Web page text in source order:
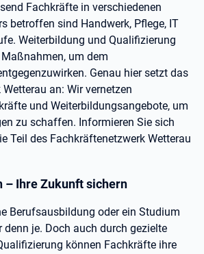
Fachkräfte in verschiedenen
betroffen sind Handwerk, Pflege, IT
Weiterbildung und Qualifizierung
um dem
Genau hier setzt das
an: Wir vernetzen
und Weiterbildungsangebote, um
zu schaffen. Informieren Sie sich
Teil des Fachkräftenetzwerk Wetterau
– Ihre Zukunft sichern
Berufsausbildung oder ein Studium
je. Doch auch durch gezielte
können Fachkräfte ihre